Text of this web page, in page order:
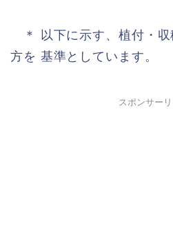
＊ 以下に示す、植付・
方を 基準としています。
スポンサー